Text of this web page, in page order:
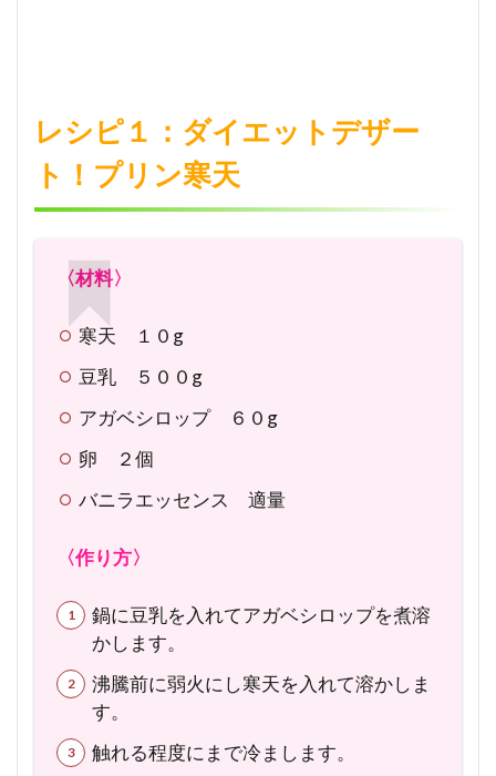
レシ
ピ
３：
適！
寒天
の中
華ス
レシ
ピ
４：
満足
ある
寒天
5
ピ
５：
に
レシピ１：ダイエットデザー
ト！プリン寒天
〈材料〉
寒天 １０g
豆乳 ５００g
アガベシロップ ６０g
卵 ２個
バニラエッセンス 適量
〈作り方〉
鍋に豆乳を入れてアガベシロップを煮溶
かします。
沸騰前に弱火にし寒天を入れて溶かしま
す。
触れる程度にまで冷まします。